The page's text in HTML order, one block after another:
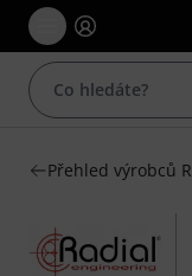
Přehled výrobců R